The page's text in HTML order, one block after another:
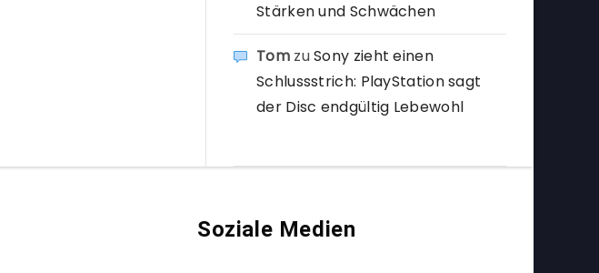
Stärken und Schwächen
TomzuSony zieht einen
Schlussstrich: PlayStation sagt
der Disc endgültig Lebewohl
Soziale Medien